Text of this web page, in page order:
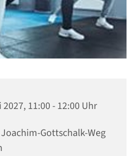
11:00 - 12:00 Uhr
Gottschalk-Weg